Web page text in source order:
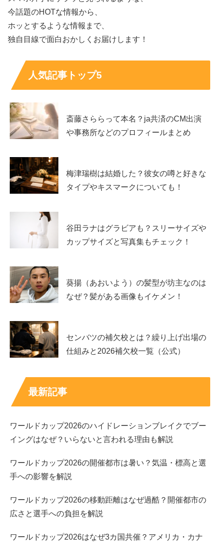
「韓国のハーフ？もしくは在日韓国人？」と気になって調
べてみたんです。
するとSNSでは「在日韓国人」というワードが目立つツ
イートやコメントがやたらあったので、
「え、韓国人なん？」とさらに調べてみたのですが、今の
ところ奥野卓志さんが在日韓国人であるという確証のある
ているのかと気になったので、その理由についても調べて
ル』に、
『東洋ライフサービス株式会社』の代表取締役である
か。
今話題のHOTな情報から、
ホッとするような情報まで、
独自目線で面白おかしくお届けします！
人気記事トップ5
斎藤さららって本名？ja共済のCM出演
や事務所などのプロフィールまとめ
梅津瑞樹は結婚した？彼女の噂と好きな
タイプやキスマークについても！
谷田ラナはグラビアも？スリーサイズや
カップサイズと写真集もチェック！
葵揚（あおいよう）の髪型が坊主なのは
なぜ？髪がある画像もイケメン！
センバツの補欠校とは？繰り上げ出場の
仕組みと2026補欠校一覧（公式）
最新記事
ワールドカップ2026のハイドレーションブレイクでブー
イングはなぜ？いらないと言われる理由も解説
ワールドカップ2026の開催都市は暑い？気温・標高と選
手への影響を解説
ワールドカップ2026の移動距離はなぜ過酷？開催都市の
広さと選手への負担を解説
ワールドカップ2026はなぜ3カ国共催？アメリカ・カナ